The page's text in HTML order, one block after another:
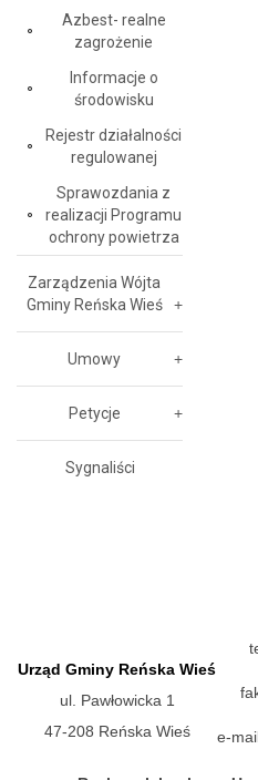
Azbest- realne
zagrożenie
Informacje o
środowisku
Rejestr działalności
regulowanej
Sprawozdania z
realizacji Programu
ochrony powietrza
Zarządzenia Wójta
Gminy Reńska Wieś
Umowy
Petycje
Sygnaliści
Urząd Gminy Reńska Wieś
ul. Pawłowicka 1
47-208 Reńska Wieś
e-